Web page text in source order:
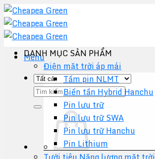
Chuyển
đến
nội
dung
Menu
Tìm
kiếm:
DANH MỤC SẢN PHẨM
Điện mặt trời áp mái
Tấm pin NLMT
Biến tần Hybrid Hanchu
Pin lưu trữ
Pin lưu trữ SWA
Pin lưu trữ Hanchu
Pin Lithium